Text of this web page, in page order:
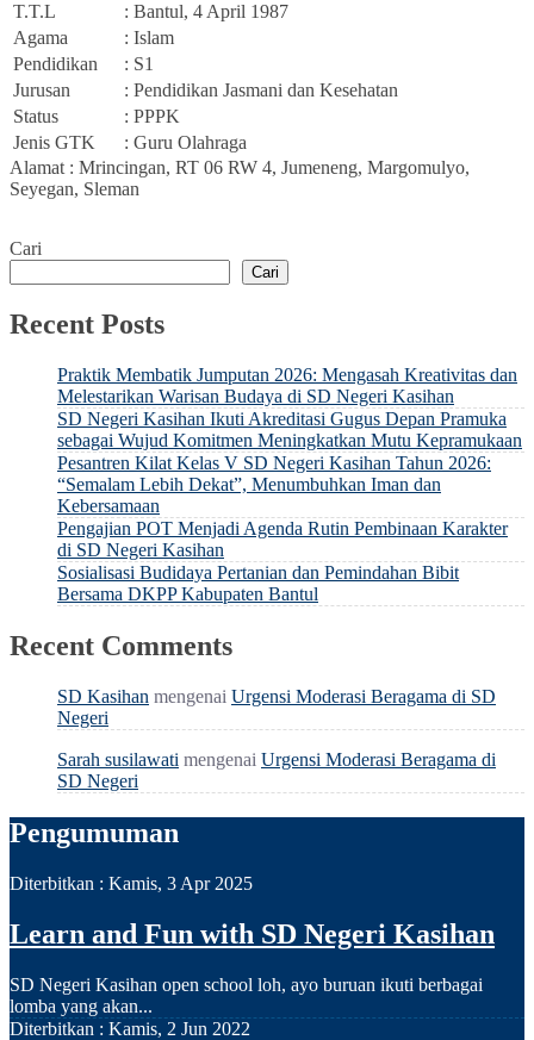
T.T.L
: Bantul, 4 April 1987
Agama
: Islam
Pendidikan
: S1
Jurusan
: Pendidikan Jasmani dan Kesehatan
Status
: PPPK
Jenis GTK
: Guru Olahraga
Alamat : Mrincingan, RT 06 RW 4, Jumeneng, Margomulyo,
Seyegan, Sleman
Cari
Cari
Recent Posts
Praktik Membatik Jumputan 2026: Mengasah Kreativitas dan
Melestarikan Warisan Budaya di SD Negeri Kasihan
SD Negeri Kasihan Ikuti Akreditasi Gugus Depan Pramuka
sebagai Wujud Komitmen Meningkatkan Mutu Kepramukaan
Pesantren Kilat Kelas V SD Negeri Kasihan Tahun 2026:
“Semalam Lebih Dekat”, Menumbuhkan Iman dan
Kebersamaan
Pengajian POT Menjadi Agenda Rutin Pembinaan Karakter
di SD Negeri Kasihan
Sosialisasi Budidaya Pertanian dan Pemindahan Bibit
Bersama DKPP Kabupaten Bantul
Recent Comments
SD Kasihan mengenai Urgensi Moderasi Beragama di SD
Negeri
Sarah susilawati mengenai Urgensi Moderasi Beragama di
SD Negeri
Pengumuman
Diterbitkan : Kamis, 3 Apr 2025
Learn and Fun with SD Negeri Kasihan
SD Negeri Kasihan open school loh, ayo buruan ikuti berbagai
lomba yang akan...
Diterbitkan : Kamis, 2 Jun 2022